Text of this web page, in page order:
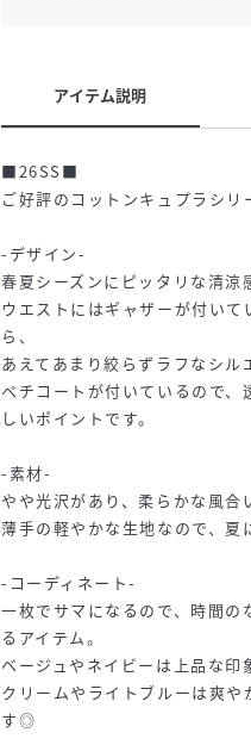
アイテム説明
■26SS■
ご好評のコットンキュプラシリ
-デザイン-
春夏シーズンにピッタリな清涼
ウエストにはギャザーが付い
ら、
あえてあまり絞らずラフなシル
ペチコートが付いているので
しいポイントです。
-素材-
やや光沢があり、柔らかな風合
薄手の軽やかな生地なので、夏
-コーディネート-
一枚でサマになるので、時間
るアイテム。
ベージュやネイビーは上品な印
クリームやライトブルーは爽
す◎